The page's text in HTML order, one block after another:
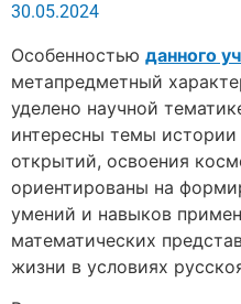
30.05.2024
Особенностью данного
метапредметный
уделено научной
интересны темы истории
открытий, освоения
ориентированы на
умений и навыков
математических
жизни в условиях